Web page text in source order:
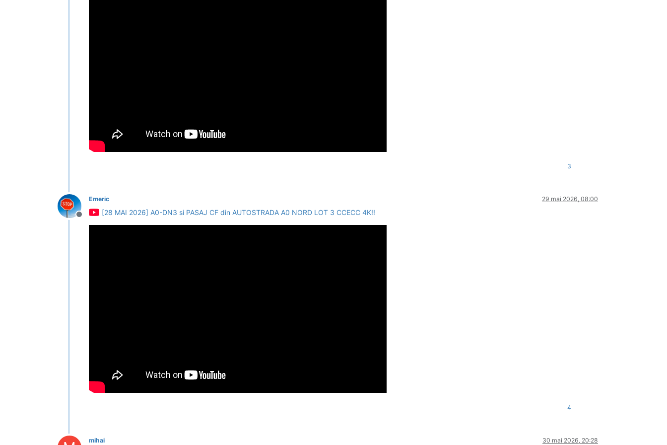
3
Deconectat
Emeric 29 mai 2026, 08:00
[28 MAI 2026] A0-DN3 si PASAJ CF din AUTOSTRADA A0 NORD LOT 3 CCECC 4K!!
4
mihai 30 mai 2026, 20:28